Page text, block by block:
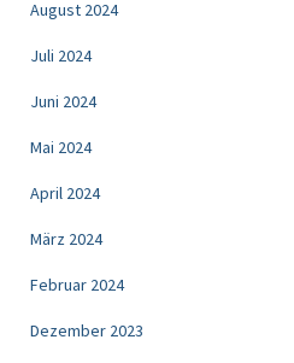
August 2024
Juli 2024
Juni 2024
Mai 2024
April 2024
März 2024
Februar 2024
Dezember 2023